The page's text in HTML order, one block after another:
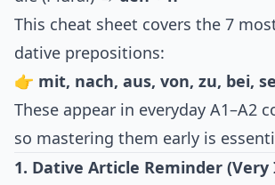
This cheat sheet covers the 7
dative prepositions:
👉 mit, nach, aus, von, zu, bei,
These appear in everyday A1–A2
so mastering them early is
1. Dative Article Reminder